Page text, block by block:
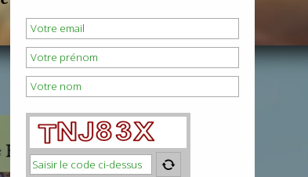
Souriez, vous êtes filmés ...